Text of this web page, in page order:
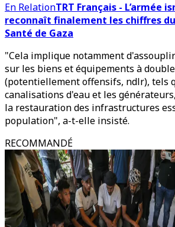
En RelationTRT Français - L’armée
reconnaît finalement les chiffres
Santé de Gaza
"Cela implique notamment
sur les biens et équipements à
(potentiellement offensifs, ndlr), tels
canalisations d'eau et les
la restauration des infrastructures
population", a-t-elle insisté.
RECOMMANDÉ